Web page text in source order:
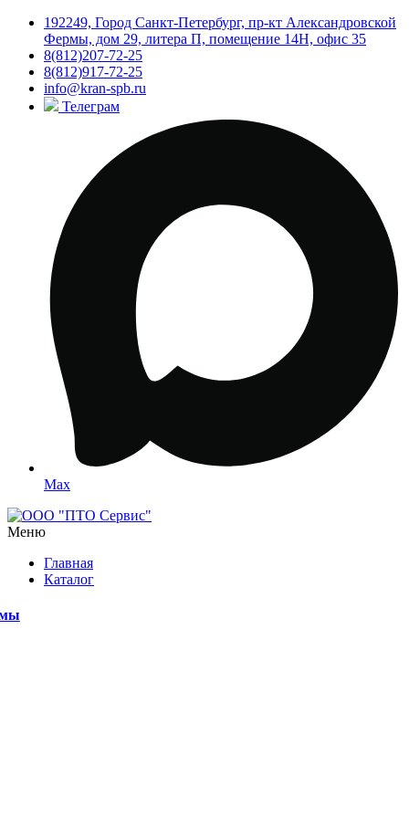
192249, Город Санкт-Петербург, пр-кт Александровской
Фермы, дом 29, литера П, помещение 14Н, офис 35
8(812)207-72-25
8(812)917-72-25
info@kran-spb.ru
Телеграм
Max
Меню
Главная
Каталог